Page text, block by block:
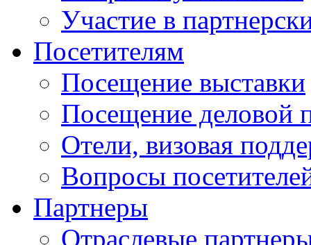
Участие в
Посетителям
Посещение выставки
Посещение деловой
Отели, визовая
Вопросы
Партнеры
Отраслевые